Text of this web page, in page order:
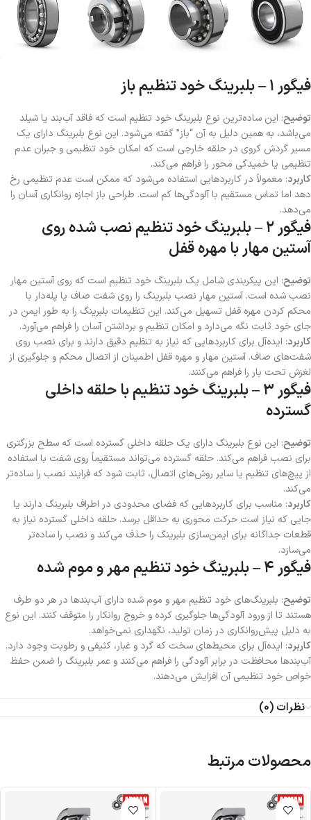
فیگور ۱ – بلبرینگ خود تنظیم باز
توضیح: این ساده‌ترین نوع بلبرینگ خود تنظیم است که فاقد آب‌بند یا شیلد
می‌باشد، به همین دلیل به آن “باز” گفته می‌شود. این نوع بلبرینگ دارای یک
مسیر گردش کروی در حلقه خارجی است که امکان خود تنظیمی و جبران عدم
تنظیمی یا خمیدگی محور را فراهم می‌کند.
کاربرد: معمولاً در کاربردهایی استفاده می‌شود که ممکن است عدم تنظیمی رخ
دهد اما تماس مستقیم با آلودگی‌ها کم است. طراحی باز اجازه روانکاری آسان را
می‌دهد.
فیگور ۲ – بلبرینگ خود تنظیم نصب شده روی
آستین مهار با مهره قفل
توضیح: این پیکربندی شامل یک بلبرینگ خود تنظیم است که روی آستین مهار
نصب شده است. آستین مهار نصب بلبرینگ را روی شفت صاف یا پله‌دار با
محکم کردن مهره قفل تسهیل می‌کند. این تنظیمات بلبرینگ را به طور ایمن در
جای خود ثابت نگه می‌دارد و امکان تنظیم و برداشتن آسان را فراهم می‌آورد.
کاربرد: ایده‌آل برای کاربردهایی که نیاز به تنظیم دقیق دارند و برای نصب روی
شفت‌های صاف. آستین مهار و مهره قفل اطمینان از اتصال محکم و جلوگیری از
لغزش تحت بار را فراهم می‌کنند.
فیگور ۳ – بلبرینگ خود تنظیم با حلقه داخلی
گسترده
توضیح: این نوع بلبرینگ دارای یک حلقه داخلی گسترده است که سطح بزرگتری
برای نصب فراهم می‌کند. حلقه گسترده می‌تواند مستقیماً روی شفت با استفاده
از پیچ‌های تنظیم یا سایر روش‌های اتصال، ثابت شود که فرایند نصب را ساده‌تر
می‌کند.
کاربرد: مناسب برای کاربردهایی که فضای محدودی در اطراف بلبرینگ دارند یا
جایی که نیاز است حرکت محوری به حداقل برسد. حلقه داخلی گسترده نیاز به
قطعات جداگانه برای ایمن‌سازی بلبرینگ را حذف می‌کند و نصب را ساده‌تر
می‌سازد.
فیگور ۴ – بلبرینگ خود تنظیم مهر و موم شده
توضیح: بلبرینگ‌های خود تنظیم مهر و موم شده دارای آب‌بندها در هر دو طرف
هستند تا از ورود آلودگی‌ها جلوگیری کرده و خروج روانکار را متوقف کنند. این نوع
به دلیل پیش‌روانکاری در زمان تولید، نگهداری نمی‌خواهد.
کاربرد: ایده‌آل برای محیط‌های سخت که گرد و غبار، کثیفی و رطوبت وجود دارد.
آب‌بندها محافظت در برابر آلودگی را فراهم می‌کنند و عمر بلبرینگ را ضمن حفظ
خواص خود تنظیمی آن افزایش می‌دهند.
نظرات (0)
محصولات مرتبط